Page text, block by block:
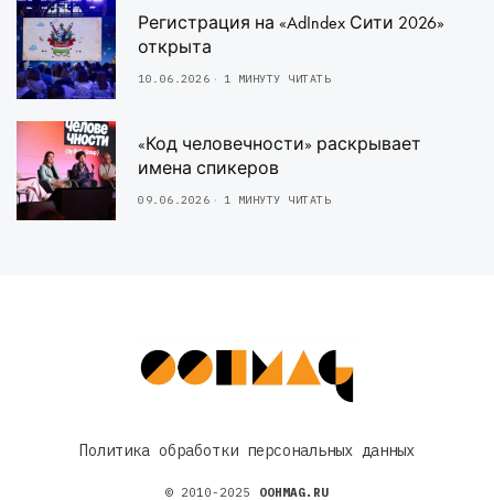
Регистрация на «AdIndex Сити 2026»
открыта
10.06.2026 1 МИНУТУ ЧИТАТЬ
«Код человечности» раскрывает
имена спикеров
09.06.2026 1 МИНУТУ ЧИТАТЬ
Политика обработки персональных данных
© 2010-2025 OOHMAG.RU